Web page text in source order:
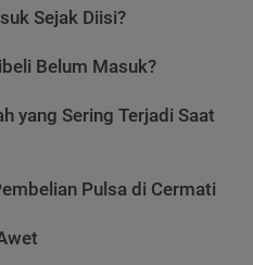
Sejak Diisi?
Belum Masuk?
yang Sering Terjadi Saat
Pulsa di Cermati